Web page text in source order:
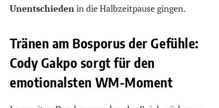
Unentschieden in die Halbzeitpause gingen.
Tränen am Bosporus der Gefühle:
Cody Gakpo sorgt für den
emotionalsten WM-Moment